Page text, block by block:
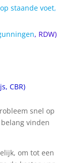
staande voet,
, RDW)
CBR)
snel op
vinden
om tot een